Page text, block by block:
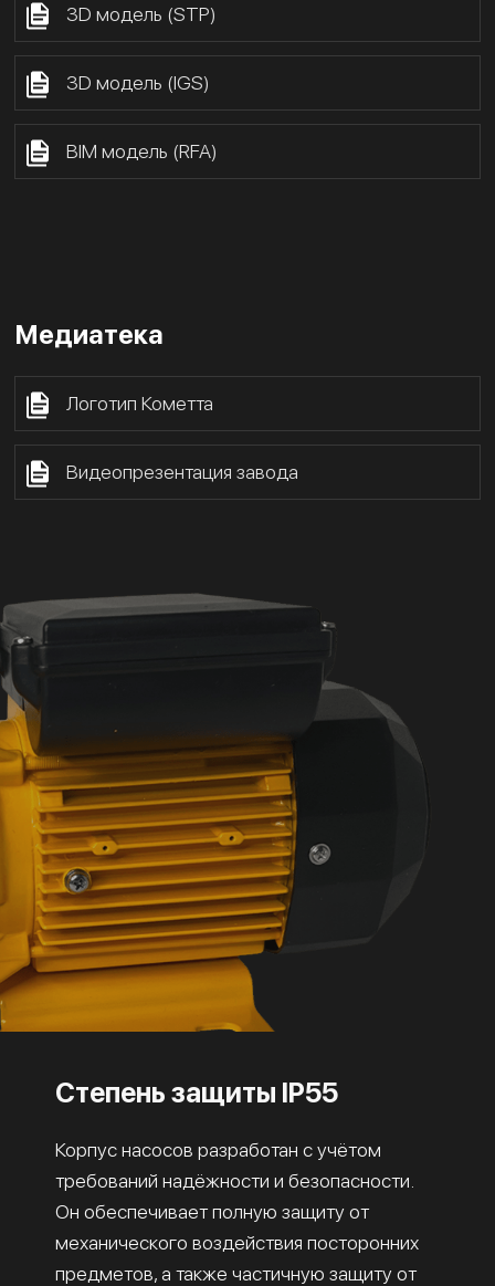
3D модель (STP)
3D модель (IGS)
BIM модель (RFA)
Медиатека
Логотип Кометта
Видеопрезентация завода
Степень защиты IP55
Корпус насосов разработан с учётом
требований надёжности и безопасности.
Он обеспечивает полную защиту от
механического воздействия посторонних
предметов, а также частичную защиту от